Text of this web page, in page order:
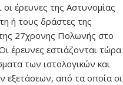
οι έρευνες της Αστυνομίας
ή τους δράστες της
27χρονης Πολωνής στο
έρευνες εστιάζονται τώρα
των ιστολογικών και
εξετάσεων, από τα οποία οι